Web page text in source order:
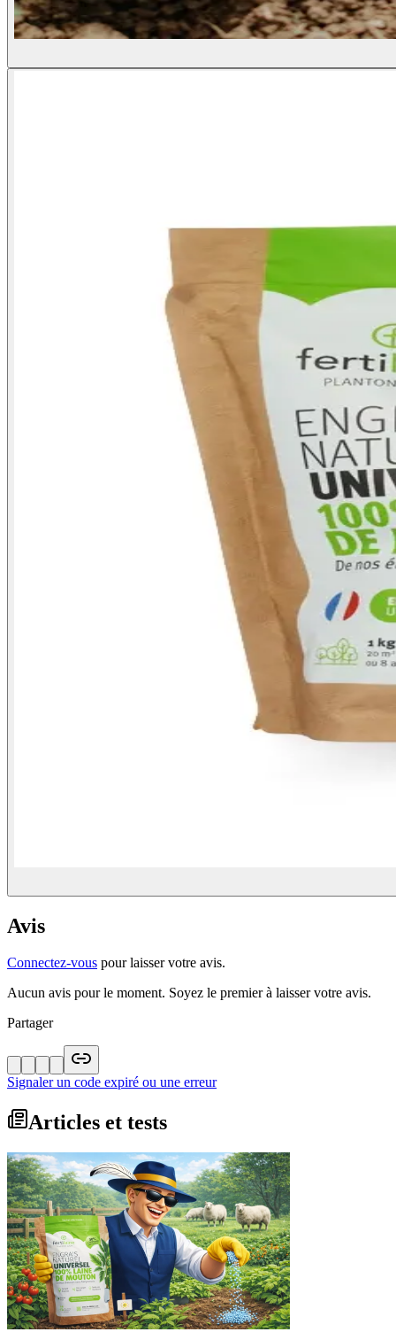
Avis
Connectez-vous pour laisser votre avis.
Aucun avis pour le moment. Soyez le premier à laisser votre avis.
Partager
Signaler un code expiré ou une erreur
Articles et tests